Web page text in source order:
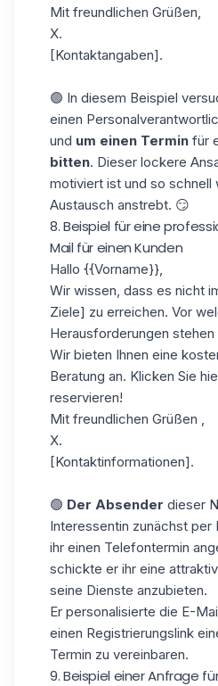
Mit freundlichen Grüßen,
X.
[Kontaktangaben].
🟢 In diesem Beispiel
einen
und um einen Termin für
bitten. Dieser lockere
motiviert ist und so schnell
Austausch anstrebt. 😏
8. Beispiel für eine
Mail für einen Kunden
Hallo {{Vorname}},
Wir wissen, dass es nicht
Ziele] zu erreichen. Vor
Herausforderungen stehen
Wir bieten Ihnen eine
Beratung an. Klicken Sie
reservieren!
Mit freundlichen Grüßen ,
X.
[Kontaktinformationen].
🟢 Der Absender dieser
Interessentin zunächst per
ihr einen Telefontermin
schickte er ihr eine
seine Dienste anzubieten.
Er personalisierte die E-
einen Registrierungslink
Termin zu vereinbaren.
9. Beispiel einer Anfrage